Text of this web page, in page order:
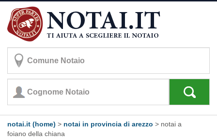
notai.it (home) > notai in provincia di arezzo > notai a
foiano della chiana